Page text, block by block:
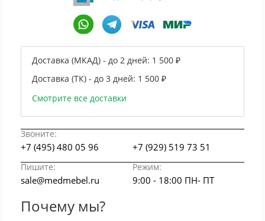
Доставка (МКАД) - до 2 дней: 1 500 ₽
Доставка (ТК) - до 3 дней: 1 500 ₽
Смотрите все доставки
Звоните:
+7 (495) 480 05 96 +7 (929) 519 73 51
Пишите: Режим:
sale@medmebel.ru 9:00 - 18:00 ПН- ПТ
Почему мы?